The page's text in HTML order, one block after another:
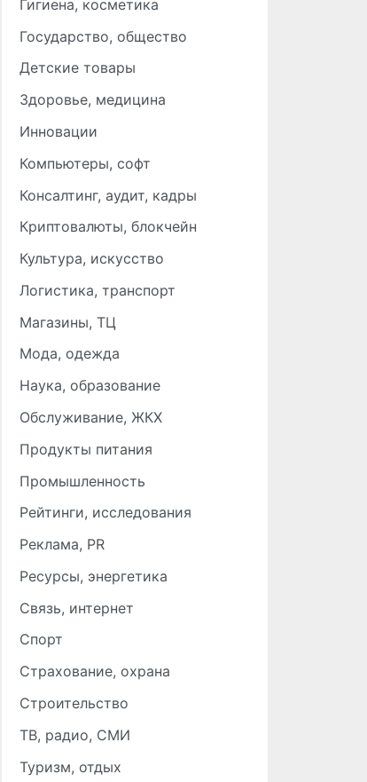
Гигиена, косметика
Государство, общество
Детские товары
Здоровье, медицина
Инновации
Компьютеры, софт
Консалтинг, аудит, кадры
Криптовалюты, блокчейн
Культура, искусство
Логистика, транспорт
Магазины, ТЦ
Мода, одежда
Наука, образование
Обслуживание, ЖКХ
Продукты питания
Промышленность
Рейтинги, исследования
Реклама, PR
Ресурсы, энергетика
Связь, интернет
Спорт
Страхование, охрана
Строительство
ТВ, радио, СМИ
Туризм, отдых